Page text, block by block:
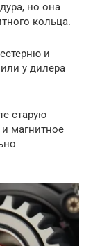
но она
кольца.
и
у дилера
старую
магнитное